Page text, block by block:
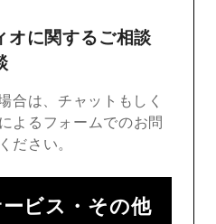
オに関するご相談
合は、チャットもしく
よるフォームでのお問
ださい。
ービス・その他